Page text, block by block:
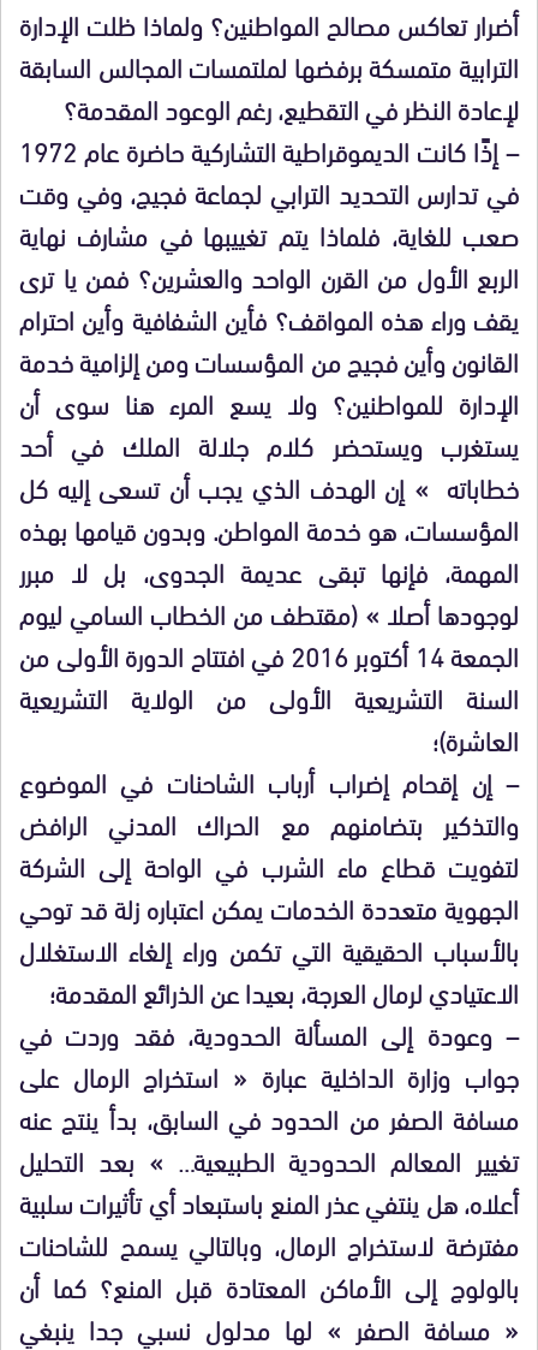
أضرار تعاكس مصالح المواطنين؟ ولماذا ظلت الإدارة
الترابية متمسكة برفضها لملتمسات المجالس السابقة
لإعادة النظر في التقطيع، رغم الوعود المقدمة؟
– إذًا كانت الديموقراطية التشاركية حاضرة عام 1972
في تدارس التحديد الترابي لجماعة فجيج، وفي وقت
صعب للغاية، فلماذا يتم تغييبها في مشارف نهاية
الربع الأول من القرن الواحد والعشرين؟ فمن يا ترى
يقف وراء هذه المواقف؟ فأين الشفافية وأين احترام
القانون وأين فجيج من المؤسسات ومن إلزامية خدمة
الإدارة للمواطنين؟ ولا يسع المرء هنا سوى أن
يستغرب ويستحضر كلام جلالة الملك في أحد
خطاباته » إن الهدف الذي يجب أن تسعى إليه كل
المؤسسات، هو خدمة المواطن. وبدون قيامها بهذه
المهمة، فإنها تبقى عديمة الجدوى، بل لا مبرر
لوجودها أصلا » (مقتطف من الخطاب السامي ليوم
الجمعة 14 أكتوبر 2016 في افتتاح الدورة الأولى من
السنة التشريعية الأولى من الولاية التشريعية
العاشرة)؛
– إن إقحام إضراب أرباب الشاحنات في الموضوع
والتذكير بتضامنهم مع الحراك المدني الرافض
لتفويت قطاع ماء الشرب في الواحة إلى الشركة
الجهوية متعددة الخدمات يمكن اعتباره زلة قد توحي
بالأسباب الحقيقية التي تكمن وراء إلغاء الاستغلال
الاعتيادي لرمال العرجة، بعيدا عن الذرائع المقدمة؛
– وعودة إلى المسألة الحدودية، فقد وردت في
جواب وزارة الداخلية عبارة « استخراج الرمال على
مسافة الصفر من الحدود في السابق، بدأ ينتج عنه
تغيير المعالم الحدودية الطبيعية… » بعد التحليل
أعلاه، هل ينتفي عذر المنع باستبعاد أي تأثيرات سلبية
مفترضة لاستخراج الرمال، وبالتالي يسمح للشاحنات
بالولوج إلى الأماكن المعتادة قبل المنع؟ كما أن
« مسافة الصفر » لها مدلول نسبي جدا ينبغي